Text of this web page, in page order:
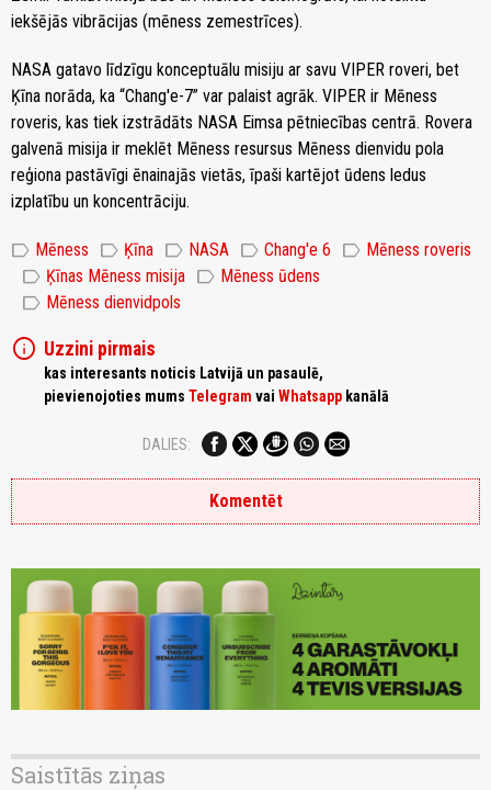
iekšējās vibrācijas (mēness zemestrīces).
NASA gatavo līdzīgu konceptuālu misiju ar savu VIPER roveri, bet
Ķīna norāda, ka “Chang'e-7” var palaist agrāk. VIPER ir Mēness
roveris, kas tiek izstrādāts NASA Eimsa pētniecības centrā. Rovera
galvenā misija ir meklēt Mēness resursus Mēness dienvidu pola
reģiona pastāvīgi ēnainajās vietās, īpaši kartējot ūdens ledus
izplatību un koncentrāciju.
label Mēness label Ķīna label NASA label Chang'e 6 label Mēness roveris
label Ķīnas Mēness misija label Mēness ūdens
label Mēness dienvidpols
info Uzzini pirmais
kas interesants noticis Latvijā un pasaulē,
pievienojoties mums Telegram vai Whatsapp kanālā
DALIES:
Komentēt
Saistītās ziņas